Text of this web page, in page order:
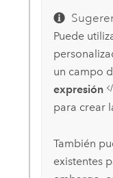
Puede
un campo
expresión
para crear
También
existentes